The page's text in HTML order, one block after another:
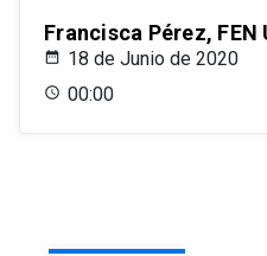
Francisca Pérez, FEN
18 de Junio de 2020
00:00